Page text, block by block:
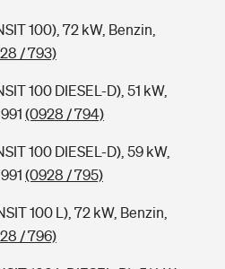
100), 72 kW, Benzin,
/ 793)
100 DIESEL-D), 51 kW,
(0928 / 794)
100 DIESEL-D), 59 kW,
(0928 / 795)
100 L), 72 kW, Benzin,
/ 796)